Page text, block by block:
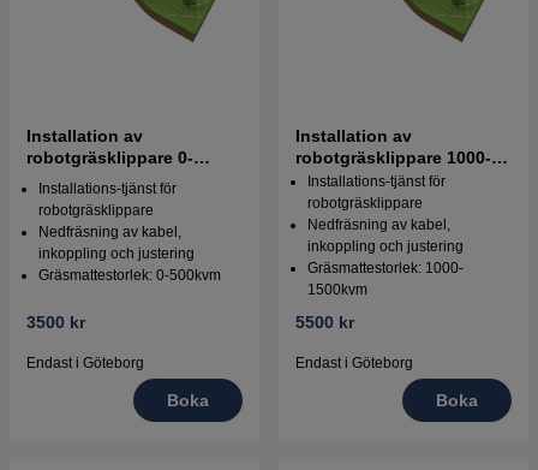
Installation av
robotgräsklippare 0-
500kvm
Installations-tjänst för
robotgräsklippare
Nedfräsning av kabel,
inkoppling och justering
Gräsmattestorlek: 0-500kvm
3500 kr
Endast i Göteborg
Boka
Installation av
robotgräsklippare 1000-
1500kvm
Installations-tjänst för
robotgräsklippare
Nedfräsning av kabel,
inkoppling och justering
Gräsmattestorlek: 1000-
1500kvm
5500 kr
Endast i Göteborg
Boka